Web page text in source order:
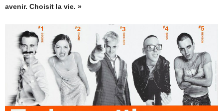
avenir. Choisit la vie. »